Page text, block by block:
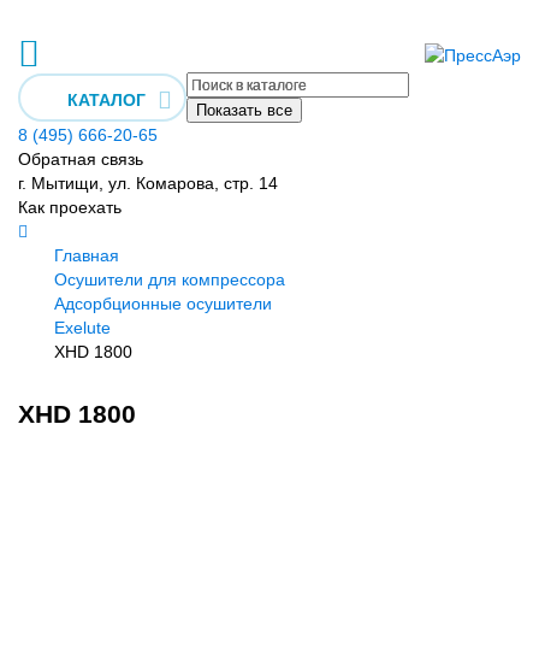
КАТАЛОГ
Показать все
8 (495) 666-20-65
Обратная связь
г. Мытищи, ул. Комарова, стр. 14
Как проехать
Главная
Осушители для компрессора
Адсорбционные осушители
Exelute
XHD 1800
XHD 1800